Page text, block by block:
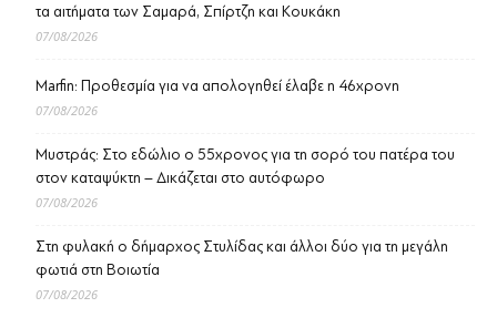
τα αιτήματα των Σαμαρά, Σπίρτζη και Κουκάκη
07/08/2026
Marfin: Προθεσμία για να απολογηθεί έλαβε η 46χρονη
07/08/2026
Μυστράς: Στο εδώλιο ο 55χρονος για τη σορό του πατέρα του
στον καταψύκτη – Δικάζεται στο αυτόφωρο
07/08/2026
Στη φυλακή ο δήμαρχος Στυλίδας και άλλοι δύο για τη μεγάλη
φωτιά στη Βοιωτία
07/08/2026